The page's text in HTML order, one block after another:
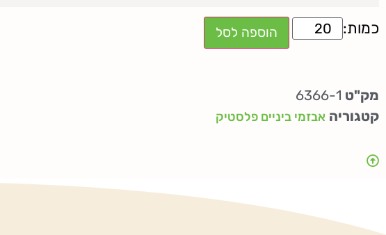
הוספה לסל
מק"ט 6366-1
קטגוריה אבזמי ביניים פלסטיק